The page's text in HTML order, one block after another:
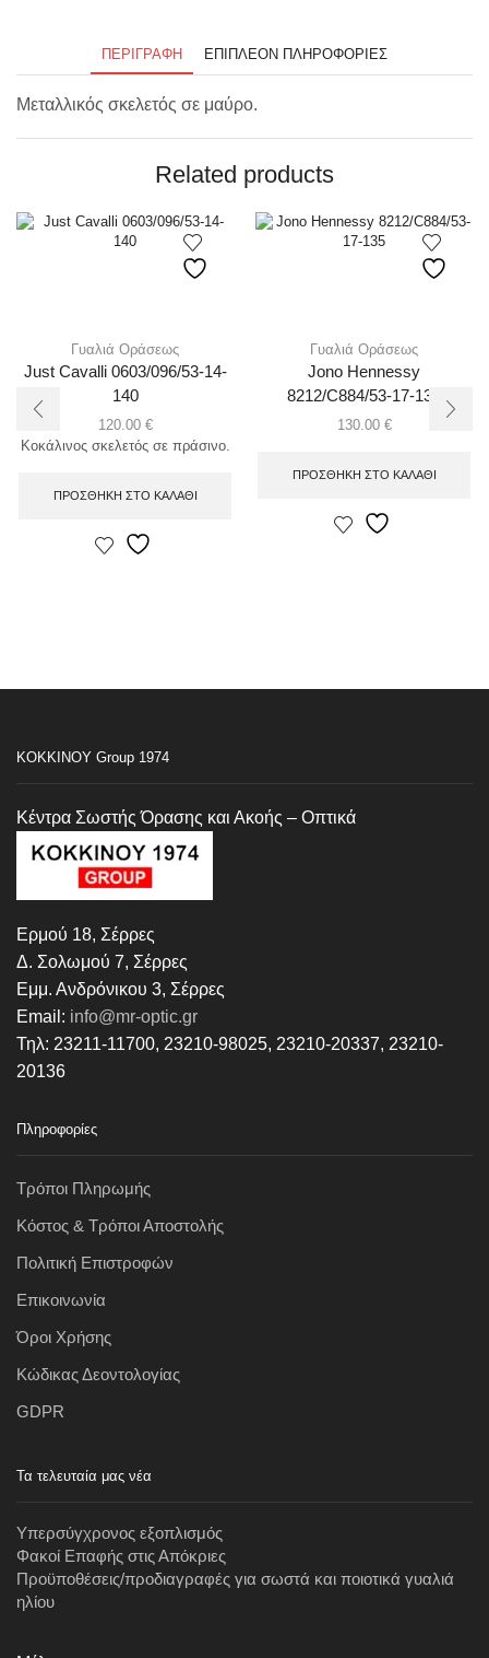
ΠΕΡΙΓΡΑΦΉ ΕΠΙΠΛΈΟΝ ΠΛΗΡΟΦΟΡΊΕΣ
Μεταλλικός σκελετός σε μαύρο.
Related products
Γυαλιά Οράσεως
Just Cavalli 0603/096/53-14-
140
120.00 €
Κοκάλινος σκελετός σε πράσινο.
ΠΡΟΣΘΉΚΗ ΣΤΟ ΚΑΛΆΘΙ
Γυαλιά Οράσεως
Jono Hennessy
8212/C884/53-17-135
130.00 €
ΠΡΟΣΘΉΚΗ ΣΤΟ ΚΑΛΆΘΙ
ΚΟΚΚΙΝΟΥ Group 1974
Κέντρα Σωστής Όρασης και Ακοής – Οπτικά
Ερμού 18, Σέρρες
Δ. Σολωμού 7, Σέρρες
Εμμ. Ανδρόνικου 3, Σέρρες
Email: info@mr-optic.gr
Τηλ: 23211-11700, 23210-98025, 23210-20337, 23210-
20136
Πληροφορίες
Τρόποι Πληρωμής
Κόστος & Τρόποι Αποστολής
Πολιτική Επιστροφών
Επικοινωνία
Όροι Χρήσης
Κώδικας Δεοντολογίας
GDPR
Τα τελευταία μας νέα
Υπερσύγχρονος εξοπλισμός
Φακοί Επαφής στις Απόκριες
Προϋποθέσεις/προδιαγραφές για σωστά και ποιοτικά γυαλιά
ηλίου